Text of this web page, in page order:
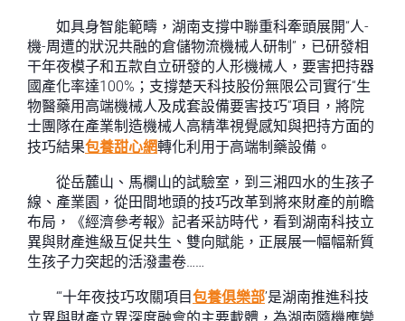
如具身智能範疇，湖南支撐中聯重科牽頭展開“人-
機-周遭的狀況共融的倉儲物流機械人研制”，已研發相
干年夜模子和五款自立研發的人形機械人，要害把持器
國產化率達100%；支撐楚天科技股份無限公司實行“生
物醫藥用高端機械人及成套設備要害技巧”項目，將院
士團隊在產業制造機械人高精準視覺感知與把持方面的
技巧結果包養甜心網轉化利用于高端制藥設備。
從岳麓山、馬欄山的試驗室，到三湘四水的生孩子
線、產業園，從田間地頭的技巧改革到將來財產的前瞻
布局，《經濟參考報》記者采訪時代，看到湖南科技立
異與財產進級互促共生、雙向賦能，正展展一幅幅新質
生孩子力突起的活潑畫卷……
“‘十年夜技巧攻關項目包養俱樂部’是湖南推進科技